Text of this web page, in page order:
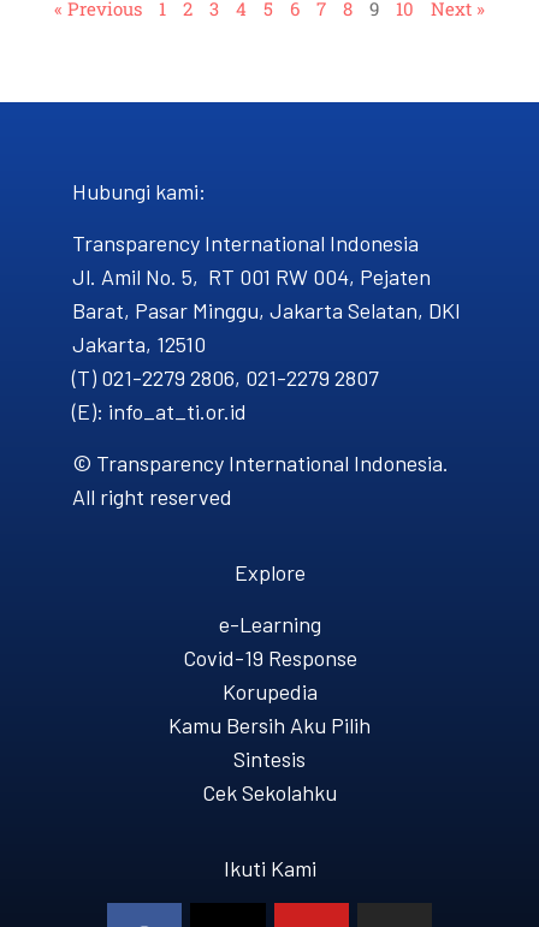
« Previous 1 2 3 4 5 6 7 8 9 10 Next »
Hubungi kami​:
Transparency International Indonesia
Jl. Amil No. 5, RT 001 RW 004, Pejaten
Barat, Pasar Minggu, Jakarta Selatan, DKI
Jakarta, 12510
(T) 021-2279 2806, 021-2279 2807
(E): info_at_ti.or.id
© Transparency International Indonesia.
All right reserved
Explore
e-Learning
Covid-19 Response
Korupedia
Kamu Bersih Aku Pilih
Sintesis
Cek Sekolahku
Ikuti Kami